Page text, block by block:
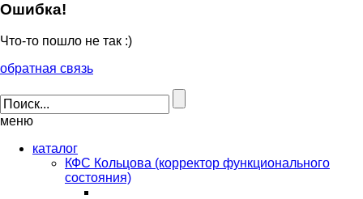
Ошибка!
Что-то пошло не так :)
обратная связь
меню
каталог
КФС Кольцова (корректор функционального
состояния)